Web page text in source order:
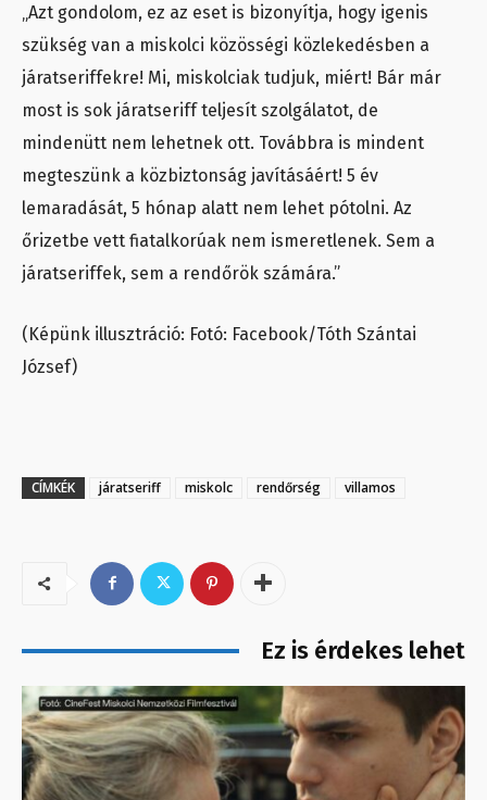
„Azt gondolom, ez az eset is bizonyítja, hogy igenis
szükség van a miskolci közösségi közlekedésben a
járatseriffekre! Mi, miskolciak tudjuk, miért! Bár már
most is sok járatseriff teljesít szolgálatot, de
mindenütt nem lehetnek ott. Továbbra is mindent
megteszünk a közbiztonság javításáért! 5 év
lemaradását, 5 hónap alatt nem lehet pótolni. Az
őrizetbe vett fiatalkorúak nem ismeretlenek. Sem a
járatseriffek, sem a rendőrök számára.”
(Képünk illusztráció: Fotó: Facebook/Tóth Szántai
József)
CÍMKÉK járatseriff miskolc rendőrség villamos
Ez is érdekes lehet